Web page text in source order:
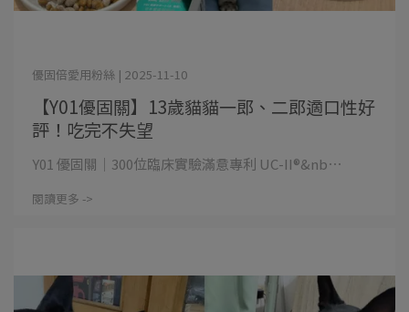
【Y01優固關】13歲貓貓一郎、二郎適口性好
評！吃完不失望
優固倍愛用粉絲 | 2025-11-10
Y01 優固關｜300位臨床實驗滿意專利 UC-II®&nb⋯
閱讀更多 ->